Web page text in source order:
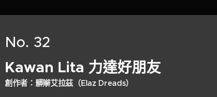
No. 32
Kawan Lita 力達好朋友
創作者： 髒辮艾拉茲 （Elaz Dreads）